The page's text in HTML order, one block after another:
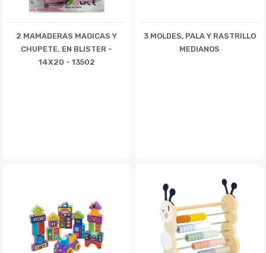
2 MAMADERAS MAGICAS Y
CHUPETE. EN BLISTER -
14X20 - 13502
3 MOLDES, PALA Y RASTRILLO
MEDIANOS